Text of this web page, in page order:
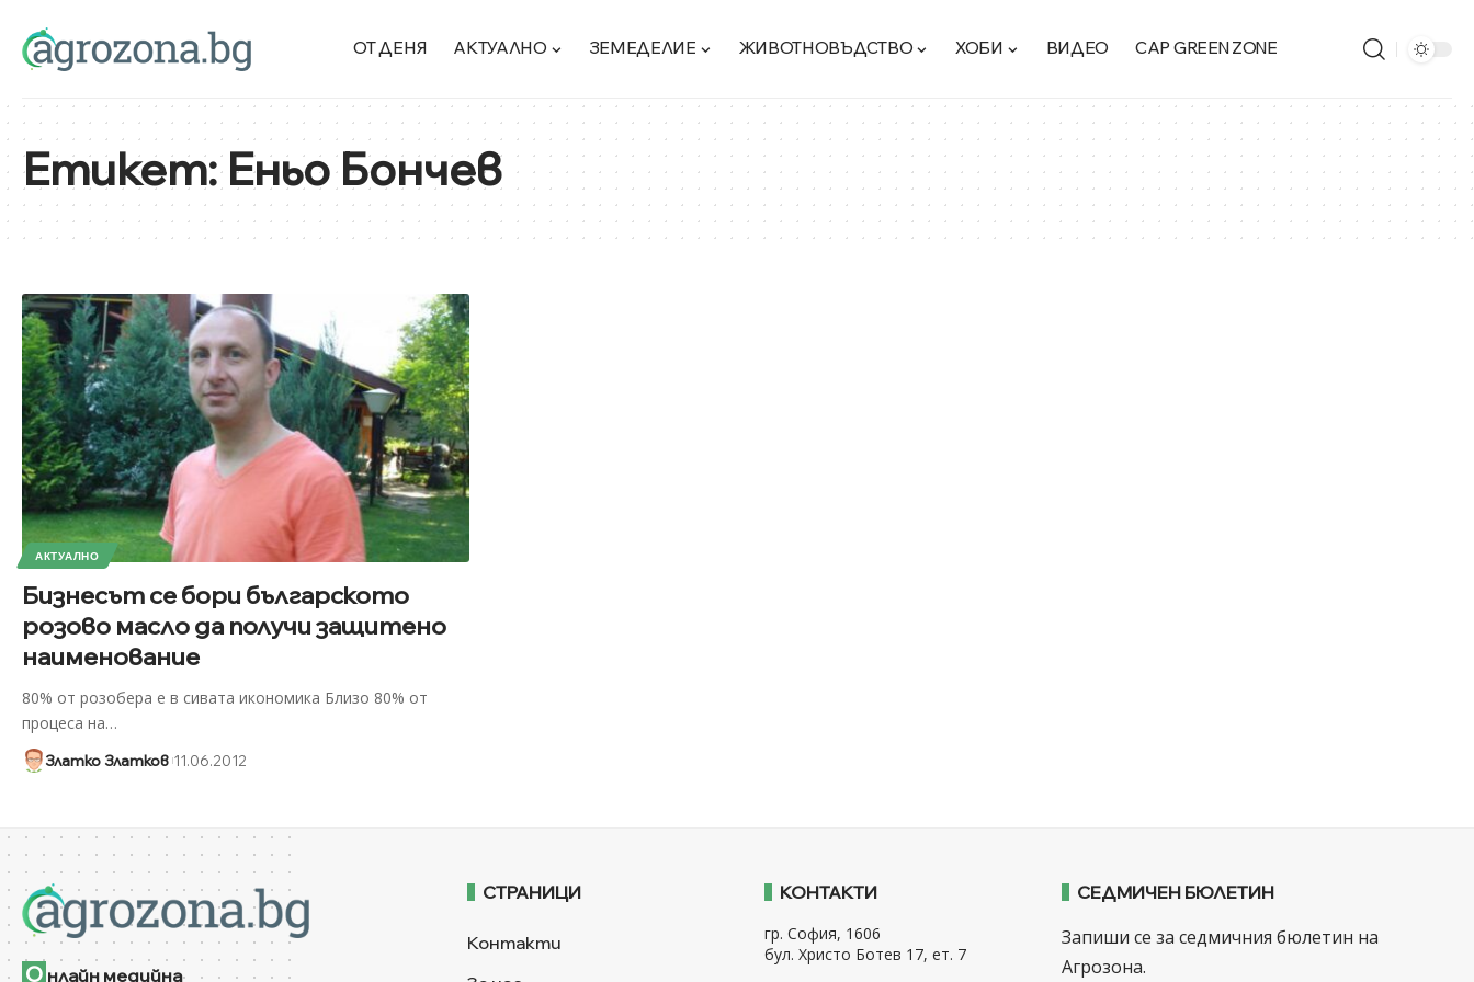
ОТ ДЕНЯ АКТУАЛНО ЗЕМЕДЕЛИЕ ЖИВОТНОВЪДСТВО ХОБИ ВИДЕО CAP GREEN ZONE
Етикет:Еньо Бончев
АКТУАЛНО
Бизнесът се бори българското
розово масло да получи защитено
наименование
80% от розобера е в сивата икономика Близо 80% от
процеса на…
Златко Златков 11.06.2012
О нлайн медийна
СТРАНИЦИ
Контакти
КОНТАКТИ
гр. София, 1606
бул. Христо Ботев 17, ет. 7
СЕДМИЧЕН БЮЛЕТИН
Запиши се за седмичния бюлетин на
Агрозона.